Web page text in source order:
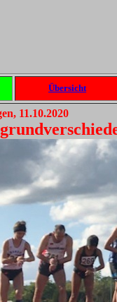
Übersicht
11.10.2020